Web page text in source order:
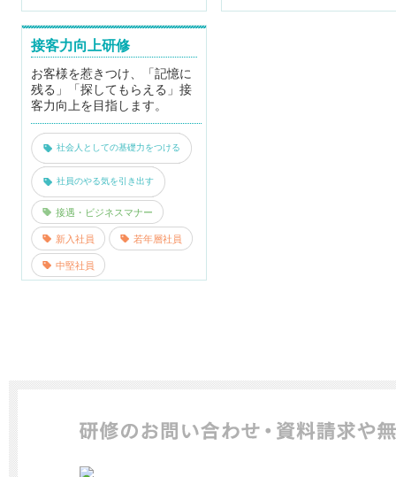
接客力向上研修
お客様を惹きつけ、「記憶に
残る」「探してもらえる」接
客力向上を目指します。
社会人としての基礎力をつける
社員のやる気を引き出す
接遇・ビジネスマナー
新入社員 若年層社員
中堅社員